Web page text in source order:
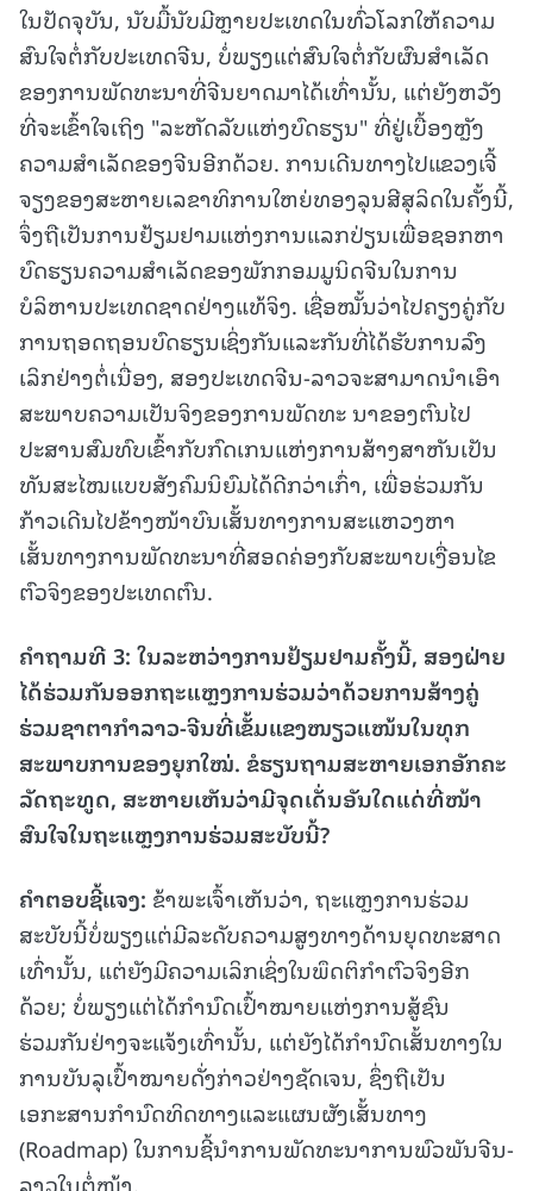
ໃນປັດຈຸບັນ, ນັບມື້ນັບມີຫຼາຍປະເທດໃນທົ່ວໂລກໃຫ້ຄວາມ
ສົນໃຈຕໍ່ກັບປະເທດຈີນ, ບໍ່ພຽງແຕ່ສົນໃຈຕໍ່ກັບຜົນສຳເລັດ
ຂອງການພັດທະນາທີ່ຈີນຍາດມາໄດ້ເທົ່ານັ້ນ, ແຕ່ຍັງຫວັງ
ທີ່ຈະເຂົ້າໃຈເຖິງ "ລະຫັດລັບແຫ່ງບົດຮຽນ" ທີ່ຢູ່ເບື້ອງຫຼັງ
ຄວາມສຳເລັດຂອງຈີນອີກດ້ວຍ. ການເດີນທາງໄປແຂວງເຈີ້
ຈຽງຂອງສະຫາຍເລຂາທິການໃຫຍ່ທອງລຸນສີສຸລິດໃນຄັ້ງນີ້,
ຈຶ່ງຖືເປັນການຢ້ຽມຢາມແຫ່ງການແລກປ່ຽນເພື່ອຊອກຫາ
ບົດຮຽນຄວາມສຳເລັດຂອງພັກກອມມູນິດຈີນໃນການ
ບໍລິຫານປະເທດຊາດຢ່າງແທ້ຈິງ. ເຊື່ອໝັ້ນວ່າໄປຄຽງຄູ່ກັບ
ການຖອດຖອນບົດຮຽນເຊິ່ງກັນແລະກັນທີ່ໄດ້ຮັບການລົງ
ເລິກຢ່າງຕໍ່ເນື່ອງ, ສອງປະເທດຈີນ-ລາວຈະສາມາດນຳເອົາ
ສະພາບຄວາມເປັນຈິງຂອງການພັດທະ ນາຂອງຕົນໄປ
ປະສານສົມທົບເຂົ້າກັບກົດເກນແຫ່ງການສ້າງສາຫັນເປັນ
ທັນສະໄໝແບບສັງຄົມນິຍົມໄດ້ດີກວ່າເກົ່າ, ເພື່ອຮ່ວມກັນ
ກ້າວເດີນໄປຂ້າງໜ້າບົນເສັ້ນທາງການສະແຫວງຫາ
ເສັ້ນທາງການພັດທະນາທີ່ສອດຄ່ອງກັບສະພາບເງື່ອນໄຂ
ຕົວຈິງຂອງປະເທດຕົນ.
ຄຳຖາມທີ 3: ໃນລະຫວ່າງການຢ້ຽມຢາມຄັ້ງນີ້, ສອງຝ່າຍ
ໄດ້ຮ່ວມກັນອອກຖະແຫຼງການຮ່ວມວ່າດ້ວຍການສ້າງຄູ່
ຮ່ວມຊາຕາກຳລາວ-ຈີນທີ່ເຂັ້ມແຂງໜຽວແໜ້ນໃນທຸກ
ສະພາບການຂອງຍຸກໃໝ່. ຂໍຮຽນຖາມສະຫາຍເອກອັກຄະ
ລັດຖະທູດ, ສະຫາຍເຫັນວ່າມີຈຸດເດັ່ນອັນໃດແດ່ທີ່ໜ້າ
ສົນໃຈໃນຖະແຫຼງການຮ່ວມສະບັບນີ້?
ຄຳຕອບຊີ້ແຈງ: ຂ້າພະເຈົ້າເຫັນວ່າ, ຖະແຫຼງການຮ່ວມ
ສະບັບນີ້ບໍ່ພຽງແຕ່ມີລະດັບຄວາມສູງທາງດ້ານຍຸດທະສາດ
ເທົ່ານັ້ນ, ແຕ່ຍັງມີຄວາມເລິກເຊິ່ງໃນພຶດຕິກຳຕົວຈິງອີກ
ດ້ວຍ; ບໍ່ພຽງແຕ່ໄດ້ກຳນົດເປົ້າໝາຍແຫ່ງການສູ້ຊົນ
ຮ່ວມກັນຢ່າງຈະແຈ້ງເທົ່ານັ້ນ, ແຕ່ຍັງໄດ້ກຳນົດເສັ້ນທາງໃນ
ການບັນລຸເປົ້າໝາຍດັ່ງກ່າວຢ່າງຊັດເຈນ, ຊຶ່ງຖືເປັນ
ເອກະສານກຳນົດທິດທາງແລະແຜນຜັງເສັ້ນທາງ
(Roadmap) ໃນການຊີ້ນຳການພັດທະນາການພົວພັນຈີນ-
ລາວໃນຕໍ່ໜ້າ.